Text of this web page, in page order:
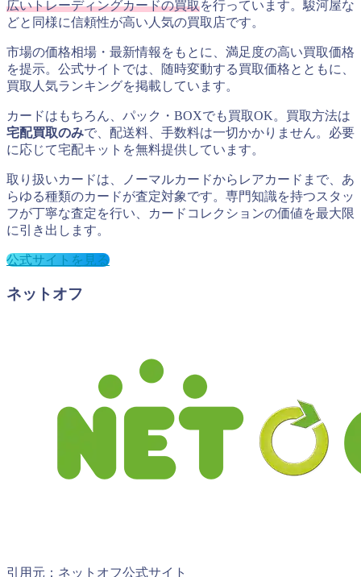
広いトレーディングカードの買取を行っています。駿河屋な
どと同様に信頼性が高い人気の買取店です。
市場の価格相場・最新情報をもとに、満足度の高い買取価格
を提示。公式サイトでは、随時変動する買取価格とともに、
買取人気ランキングを掲載しています。
カードはもちろん、パック・BOXでも買取OK。買取方法は
宅配買取のみで、配送料、手数料は一切かかりません。必要
に応じて宅配キットを無料提供しています。
取り扱いカードは、ノーマルカードからレアカードまで、あ
らゆる種類のカードが査定対象です。専門知識を持つスタッ
フが丁寧な査定を行い、カードコレクションの価値を最大限
に引き出します。
公式サイトを見る
ネットオフ
引用元：ネットオフ公式サイト